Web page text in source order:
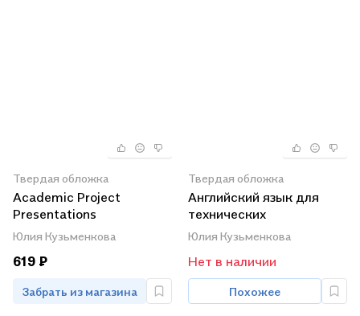
Твердая обложка
Academic Project
Presentations
Презентация науч.
проектов на англ. яз. Уч.
пос. (5 изд) (м) Кузьменк
Юлия Кузьменкова
619 ₽
Забрать из магазина
Твердая обложка
Английский язык для
технических
направлений (А1).
Учебное пособие для
вузов
Юлия Кузьменкова
Нет в наличии
Похожее